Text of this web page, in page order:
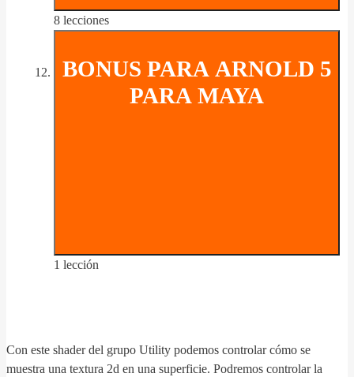
8 lecciones
BONUS PARA ARNOLD 5
PARA MAYA
1 lección
Con este shader del grupo Utility podemos controlar cómo se
muestra una textura 2d en una superficie. Podremos controlar la